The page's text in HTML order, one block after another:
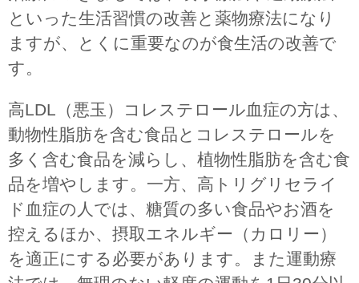
といった生活習慣の改善と薬物療法になり
ますが、とくに重要なのが食生活の改善で
す。
高LDL（悪玉）コレステロール血症の方は、
動物性脂肪を含む食品とコレステロールを
多く含む食品を減らし、植物性脂肪を含む食
品を増やします。一方、高トリグリセライ
ド血症の人では、糖質の多い食品やお酒を
控えるほか、摂取エネルギー（カロリー）
を適正にする必要があります。また運動療